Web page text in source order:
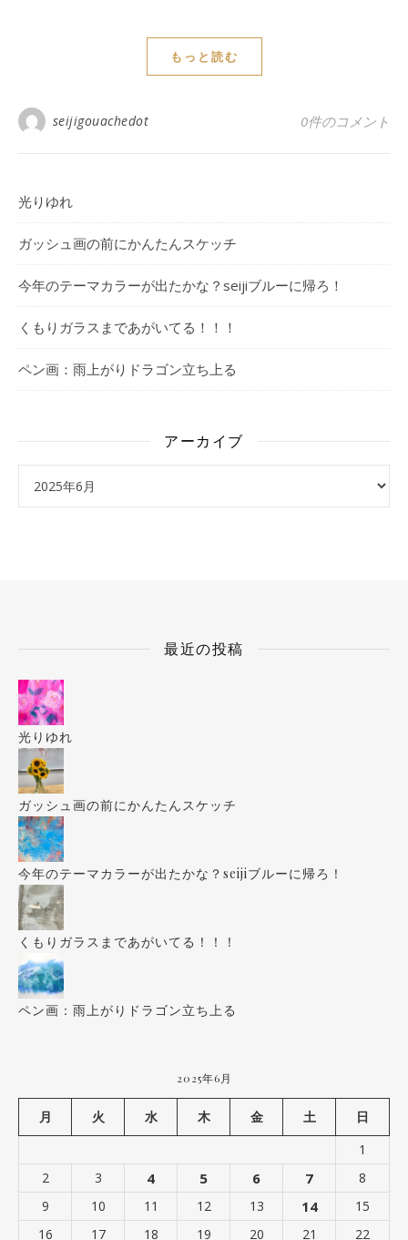
もっと読む
seijigouachedot 0件のコメント
光りゆれ
ガッシュ画の前にかんたんスケッチ
今年のテーマカラーが出たかな？seijiブルーに帰ろ！
くもりガラスまであがいてる！！！
ペン画：雨上がりドラゴン立ち上る
アーカイブ
最近の投稿
光りゆれ
ガッシュ画の前にかんたんスケッチ
今年のテーマカラーが出たかな？seijiブルーに帰ろ！
くもりガラスまであがいてる！！！
ペン画：雨上がりドラゴン立ち上る
2025年6月
月 火 水 木 金 土
日
1
2
3 4 5 6 7
8
9
10 11 12 13 14
15
16
17 18 19 20 21 22